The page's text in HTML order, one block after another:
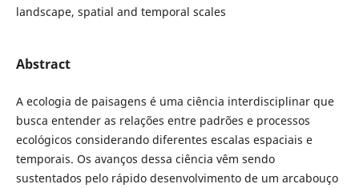
landscape, spatial and temporal scales
Abstract
A ecologia de paisagens é uma ciência interdisciplinar que
busca entender as relações entre padrões e processos
ecológicos considerando diferentes escalas espaciais e
temporais. Os avanços dessa ciência vêm sendo
sustentados pelo rápido desenvolvimento de um arcabouço